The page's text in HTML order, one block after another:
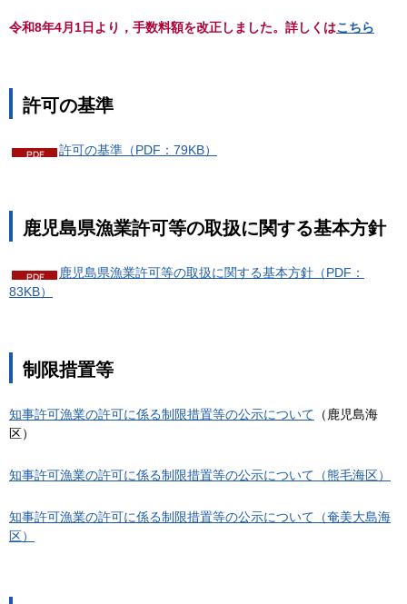
令和8年4月1日より，手数料額を改正しました。詳しくはこちら
許可の基準
許可の基準（PDF：79KB）
鹿児島県漁業許可等の取扱に関する基本方針
鹿児島県漁業許可等の取扱に関する基本方針（PDF：
83KB）
制限措置等
知事許可漁業の許可に係る制限措置等の公示について （鹿児島海
区）
知事許可漁業の許可に係る制限措置等の公示について（熊毛海区）
知事許可漁業の許可に係る制限措置等の公示について（奄美大島海
区）